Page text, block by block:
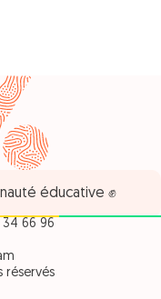
éducative ✊
66 96
réservés